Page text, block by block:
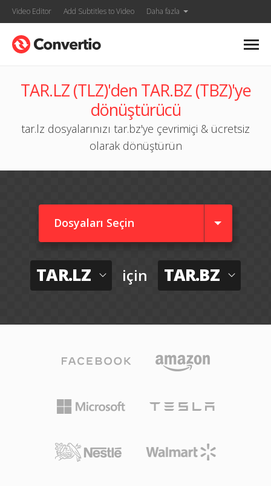
Video Editor Add Subtitles to Video Daha fazla
TAR.LZ (TLZ)'den TAR.BZ (TBZ)'ye
dönüştürücü
tar.lz dosyalarınızı tar.bz'ye çevrimiçi & ücretsiz
olarak dönüştürün
Dosyaları Seçin
TAR.LZ için TAR.BZ